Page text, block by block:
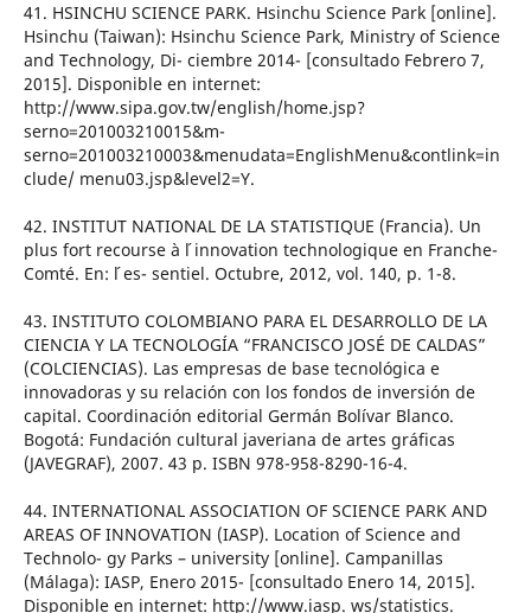
41. HSINCHU SCIENCE PARK. Hsinchu Science Park [online].
Hsinchu (Taiwan): Hsinchu Science Park, Ministry of Science
and Technology, Di- ciembre 2014- [consultado Febrero 7,
2015]. Disponible en internet:
http://www.sipa.gov.tw/english/home.jsp?
serno=201003210015&m-
serno=201003210003&menudata=EnglishMenu&contlink=in
clude/ menu03.jsp&level2=Y.
42. INSTITUT NATIONAL DE LA STATISTIQUE (Francia). Un
plus fort recourse à l ́innovation technologique en Franche-
Comté. En: l ́es- sentiel. Octubre, 2012, vol. 140, p. 1-8.
43. INSTITUTO COLOMBIANO PARA EL DESARROLLO DE LA
CIENCIA Y LA TECNOLOGÍA “FRANCISCO JOSÉ DE CALDAS”
(COLCIENCIAS). Las empresas de base tecnológica e
innovadoras y su relación con los fondos de inversión de
capital. Coordinación editorial Germán Bolívar Blanco.
Bogotá: Fundación cultural javeriana de artes gráficas
(JAVEGRAF), 2007. 43 p. ISBN 978-958-8290-16-4.
44. INTERNATIONAL ASSOCIATION OF SCIENCE PARK AND
AREAS OF INNOVATION (IASP). Location of Science and
Technolo- gy Parks – university [online]. Campanillas
(Málaga): IASP, Enero 2015- [consultado Enero 14, 2015].
Disponible en internet: http://www.iasp. ws/statistics.